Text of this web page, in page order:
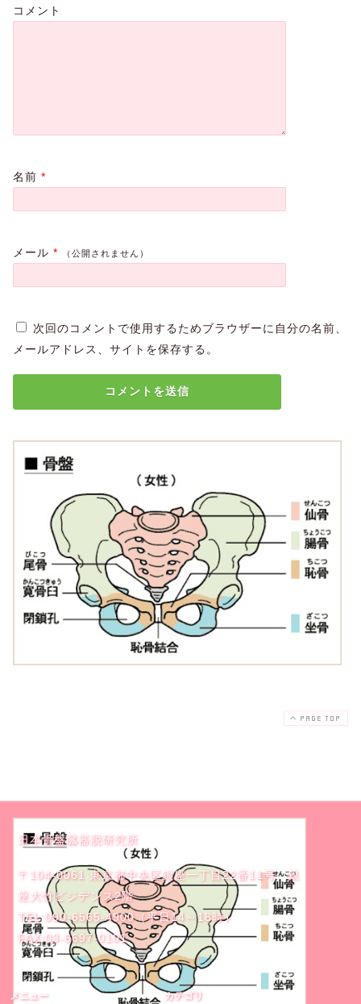
コメント
名前 *
メール * （公開されません）
次回のコメントで使用するためブラウザーに自分の名前、
メールアドレス、サイトを保存する。
PAGE TOP
日本骨盤臓器脱研究所
〒104-0061 東京都中央区銀座一丁目22番11号 銀
座大竹ビジデンス2階
TEL:090-6565-4900（平日14～18時）
FAX:03-6697-0101
メニュー カテゴリ